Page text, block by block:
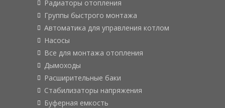
Радиаторы отопления
Группы быстрого монтажа
Автоматика для управления котлом
Насосы
Все для монтажа отопления
Дымоходы
Расширительные баки
Стабилизаторы напряжения
Буферная емкость